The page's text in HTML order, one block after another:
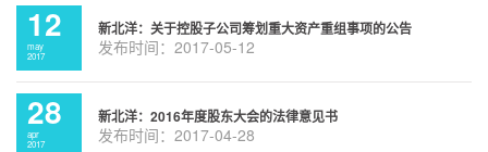
12
may
2017
新北洋：关于控股子公司筹划重大资产重组事项的公告
发布时间：2017-05-12
28
apr
2017
新北洋：2016年度股东大会的法律意见书
发布时间：2017-04-28